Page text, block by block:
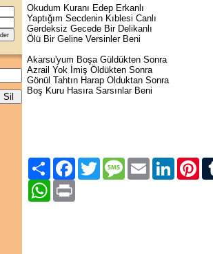
Okudum Kuranı Edep Erkanlı
Yaptığım Secdenin Kıblesi Canlı
Gerdeksiz Gecede Bir Delikanlı
Ölü Bir Geline Versinler Beni
Akarsu'yum Boşa Güldükten Sonra
Azrail Yok İmiş Öldükten Sonra
Gönül Tahtın Harap Olduktan Sonra
Boş Kuru Hasıra Sarsınlar Beni
Paylaş FacebookTwitter Message Email LinkedIn
WhatsApp